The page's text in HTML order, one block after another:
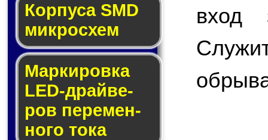
Корпуса SMD
мик­ро­схем
Маркировка
LED-драй­ве­
ров пе­ре­мен­
но­го то­ка
вход